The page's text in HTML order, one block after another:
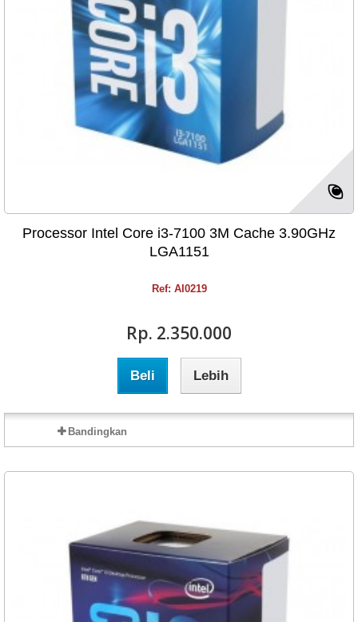
Processor Intel Core i3-7100 3M Cache 3.90GHz
LGA1151
Ref: AI0219
Rp‎. 2.350.000
Beli Lebih
Bandingkan